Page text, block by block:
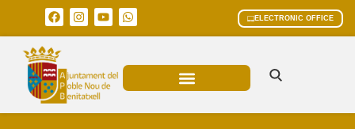
ELECTRONIC OFFICE